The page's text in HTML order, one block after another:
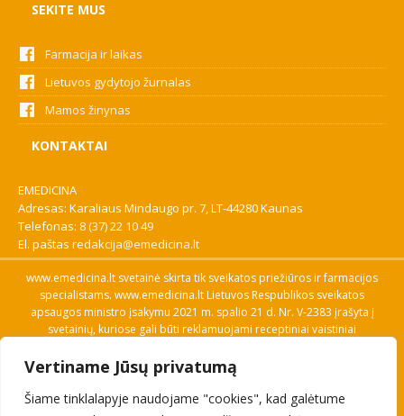
Vertiname Jūsų privatumą
Šiame tinklalapyje naudojame "cookies", kad galėtume
SEKITE MUS
Farmacija ir laikas
Lietuvos gydytojo žurnalas
Mamos žinynas
KONTAKTAI
EMEDICINA
Adresas: Karaliaus Mindaugo pr. 7, LT-44280 Kaunas
Telefonas: 8 (37) 22 10 49
El. paštas redakcija@emedicina.lt
www.emedicina.lt svetainė skirta tik sveikatos priežiūros ir farmacijos
specialistams. www.emedicina.lt Lietuvos Respublikos sveikatos
apsaugos ministro įsakymu 2021 m. spalio 21 d. Nr. V-2383 įrašyta į
svetainių, kuriose gali būti reklamuojami receptiniai vaistiniai
savo profesinę kvalifikaciją. Naudingos nuorodos: Vaistų ir medicinos
pagalbos priemonių kainų paieška, VVKT tinklalapis, Sveikatos
priežiūros ar farmacijos specialisto pranešimo apie įtariamą